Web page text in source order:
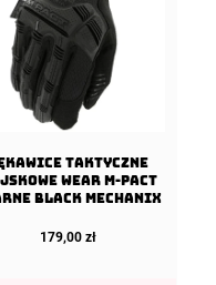
taktyczne
Wear M-Pact
Black Mechanix
179,00 zł